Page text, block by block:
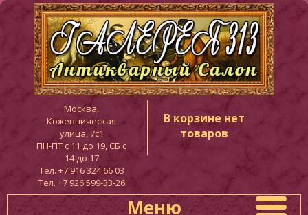
Москва,
Кожевническая
улица, 7с1
ПН-ПТ c 11 до 19, СБ с
14 до 17
Тел. +7 916 324 66 03
Тел. +7 926 599-33-26
В корзине нет
товаров
Меню